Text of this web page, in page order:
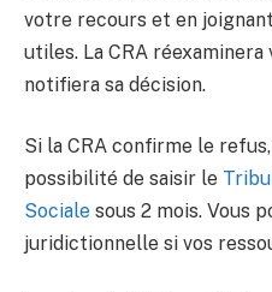
votre recours et en
utiles. La CRA
notifiera sa décision.
Si la CRA confirme le
possibilité de saisir le
Sociale sous 2 mois. Vous
juridictionnelle si vos